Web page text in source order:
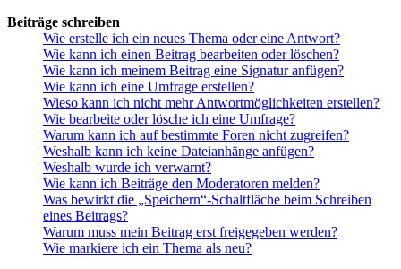
Beiträge schreiben
Wie erstelle ich ein neues Thema oder eine Antwort?
Wie kann ich einen Beitrag bearbeiten oder löschen?
Wie kann ich meinem Beitrag eine Signatur anfügen?
Wie kann ich eine Umfrage erstellen?
Wieso kann ich nicht mehr Antwortmöglichkeiten erstellen?
Wie bearbeite oder lösche ich eine Umfrage?
Warum kann ich auf bestimmte Foren nicht zugreifen?
Weshalb kann ich keine Dateianhänge anfügen?
Weshalb wurde ich verwarnt?
Wie kann ich Beiträge den Moderatoren melden?
Was bewirkt die „Speichern“-Schaltfläche beim Schreiben
eines Beitrags?
Warum muss mein Beitrag erst freigegeben werden?
Wie markiere ich ein Thema als neu?